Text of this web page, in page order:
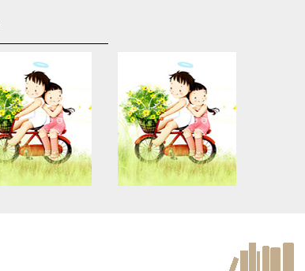
will throw an Error in a future